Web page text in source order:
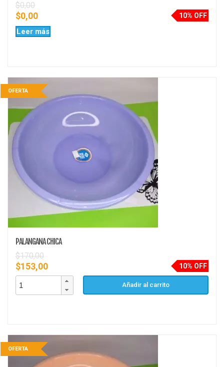
10% OFF
$0,00
$0,00
Leer más
OFERTA
PALANGANA CHICA
10% OFF
$170,00
$153,00
Añadir al carrito
OFERTA